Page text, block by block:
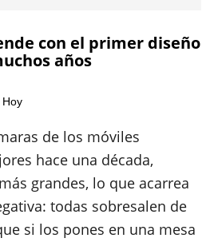
con el primer diseño
años
de los móviles
hace una década,
grandes, lo que acarrea
todas sobresalen de
si los pones en una mesa